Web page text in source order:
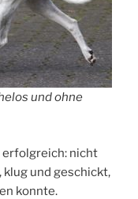
und ohne
erfolgreich: nicht
klug und geschickt,
konnte.